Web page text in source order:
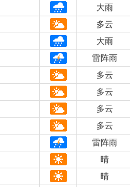
大雨
多云
大雨
雷阵雨
多云
多云
多云
多云
雷阵雨
晴
晴